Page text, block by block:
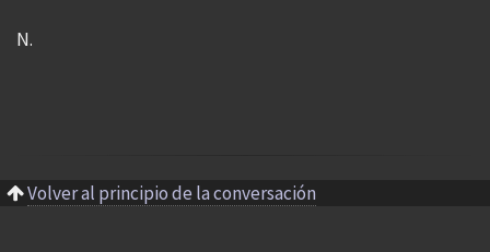
N.
Volver al principio de la conversación